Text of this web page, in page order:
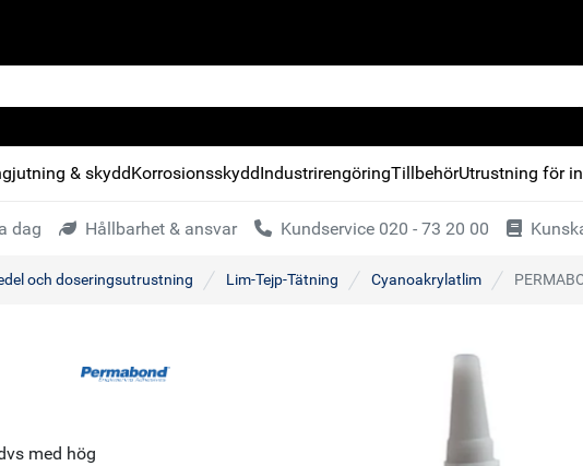
& skyddKorrosionsskyddIndustrirengöringTillbehörUtrustning för
dag Hållbarhet & ansvar Kundservice 020 - 73 20 00
och doseringsutrustning Lim-Tejp-Tätning Cyanoakrylatlim
med hög